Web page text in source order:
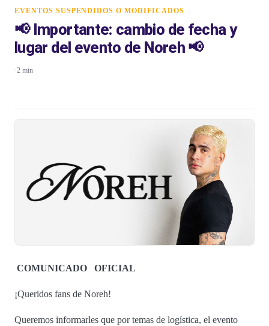
EVENTOS SUSPENDIDOS O MODIFICADOS
📢 Importante: cambio de fecha y
lugar del evento de Noreh 📢
·2 min
COMUNICADO OFICIAL
¡Queridos fans de Noreh!
Queremos informarles que por temas de logística, el evento